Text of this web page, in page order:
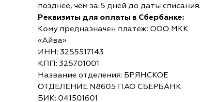
позднее, чем за 5 дней до даты списания.
Реквизиты для оплаты в Сбербанке:
Кому предназначен платеж: ООО МКК
«Айва»
ИНН: 3255517143
КПП: 325701001
Название отделения: БРЯНСКОЕ
ОТДЕЛЕНИЕ N8605 ПАО СБЕРБАНК
БИК: 041501601